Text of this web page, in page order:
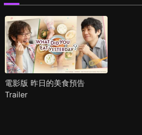
電影版 昨日的美食預告
Trailer